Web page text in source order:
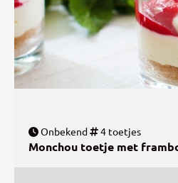
Onbekend 4 toetjes
Monchou toetje met